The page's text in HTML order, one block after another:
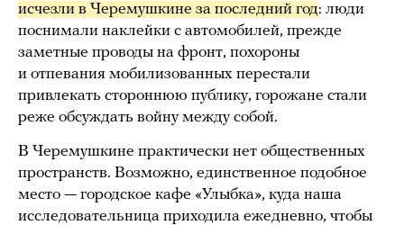
исчезли в Черемушкине за последний год: люди
поснимали наклейки с автомобилей, прежде
заметные проводы на фронт, похороны
и отпевания мобилизованных перестали
привлекать стороннюю публику, горожане стали
реже обсуждать войну между собой.
В Черемушкине практически нет общественных
пространств. Возможно, единственное подобное
место — городское кафе «Улыбка», куда наша
исследовательница приходила ежедневно, чтобы